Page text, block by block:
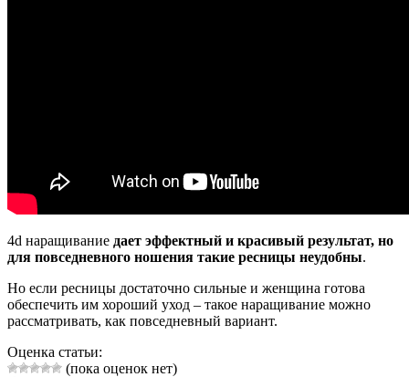
4d наращивание дает эффектный и красивый результат, но
для повседневного ношения такие ресницы неудобны.
Но если ресницы достаточно сильные и женщина готова
обеспечить им хороший уход – такое наращивание можно
рассматривать, как повседневный вариант.
Оценка статьи:
(пока оценок нет)